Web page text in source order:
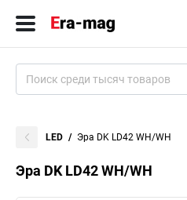
LED Эра DK LD42 WH/WH
Эра DK LD42 WH/WH